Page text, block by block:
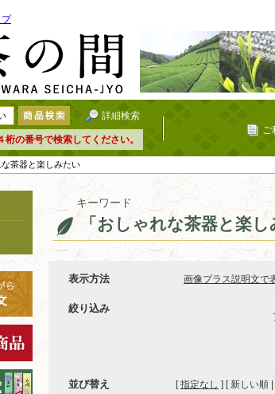
詳細検索
の番号で検索してください。
ご
茶器と楽しみたい
キーワード
「おしゃれな茶器と楽
表示方法 画像プラス説明文で
絞り込み
並び替え [指定なし ] [ 新しい順 |